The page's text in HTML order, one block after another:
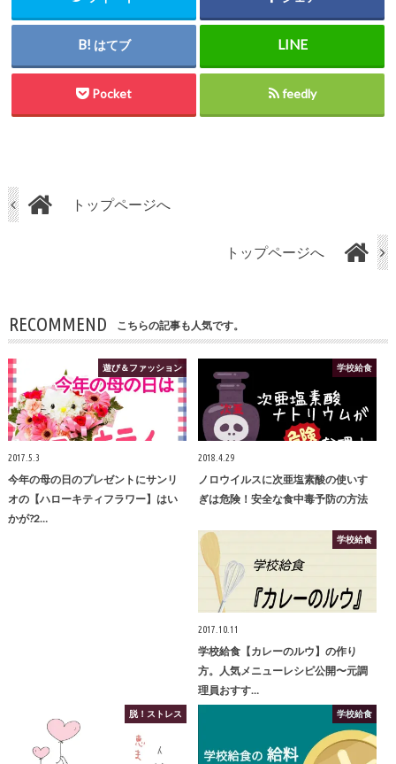
はてブ
Pocket feedly
トップページへ
トップページへ
RECOMMEND こちらの記事も人気です。
遊び＆ファッション
2017.5.3
今年の母の日のプレゼントにサンリ
オの【ハローキティフラワー】はい
かが?2…
学校給食
2018.4.29
ノロウイルスに次亜塩素酸の使いす
ぎは危険！安全な食中毒予防の方法
学校給食
2017.10.11
学校給食【カレーのルウ】の作り
方。人気メニューレシピ公開〜元調
理員おすす…
脱！ストレス 学校給食